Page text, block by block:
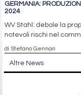
GERMANIA:
2024
WV Stahl: debole la
notevoli rischi nel
di Stefano Gennari
Altre News